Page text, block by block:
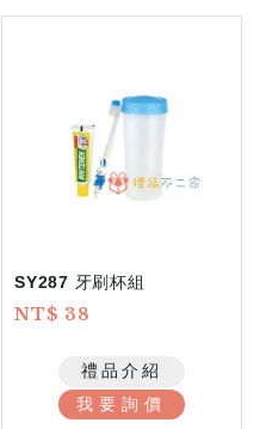
SY287 牙刷杯組
NT$ 38
禮品介紹
我要詢價